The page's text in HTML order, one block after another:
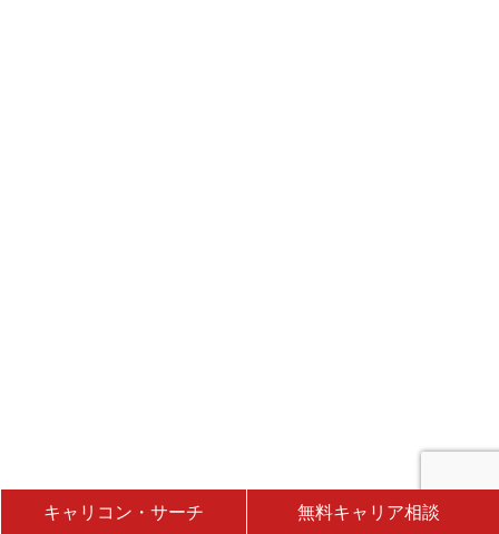
キャリコン・サーチ 無料キャリア相談